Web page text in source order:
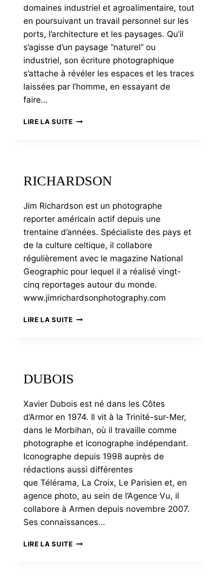
domaines industriel et agroalimentaire, tout
en poursuivant un travail personnel sur les
ports, l’architecture et les paysages. Qu’il
s’agisse d’un paysage “naturel” ou
industriel, son écriture photographique
s’attache à révéler les espaces et les traces
laissées par l’homme, en essayant de
faire…
LIRE LA SUITEBERRIER
RICHARDSON
Jim Richardson est un photographe
reporter américain actif depuis une
trentaine d’années. Spécialiste des pays et
de la culture celtique, il collabore
régulièrement avec le magazine National
Geographic pour lequel il a réalisé vingt-
cinq reportages autour du monde.
www.jimrichardsonphotography.com
LIRE LA SUITERICHARDSON
DUBOIS
Xavier Dubois est né dans les Côtes
d’Armor en 1974. Il vit à la Trinité-sur-Mer,
dans le Morbihan, où il travaille comme
photographe et iconographe indépendant.
Iconographe depuis 1998 auprès de
rédactions aussi différentes
que Télérama, La Croix, Le Parisien et, en
agence photo, au sein de l’Agence Vu, il
collabore à Armen depuis novembre 2007.
Ses connaissances…
LIRE LA SUITEDUBOIS